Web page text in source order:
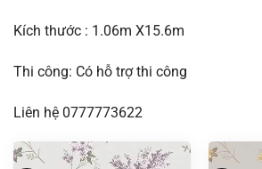
Kích thước : 1.06m X15.6m
Thi công: Có hỗ trợ thi công
Liên hệ 0777773622